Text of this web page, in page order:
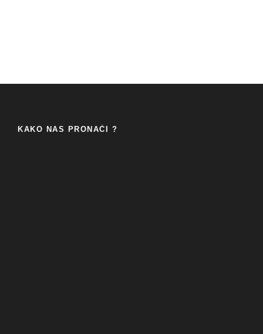
KAKO NAS PRONAĆI ?